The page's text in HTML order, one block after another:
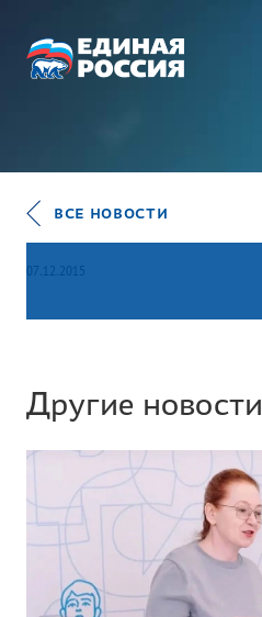
ВСЕ НОВОСТИ
07.12.2015
Другие новости